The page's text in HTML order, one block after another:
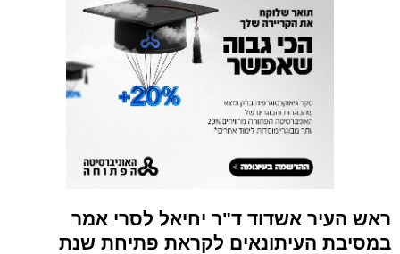
ראש העיר אשדוד ד"ר יחיאל לסרי אמר
במסיבת העיתונאים לקראת פתיחת שנת